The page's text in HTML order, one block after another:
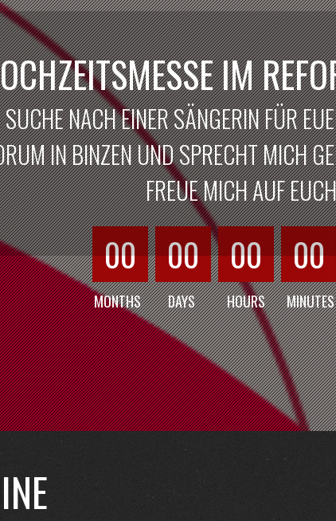
IM
NACH EINER SÄNGERIN FÜR
IN BINZEN UND SPRECHT MICH
FREUE MICH AUF
00 00 00 00
MONTHS DAYS HOURS MINUTES